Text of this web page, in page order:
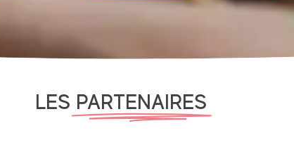
LES PARTENAIRES